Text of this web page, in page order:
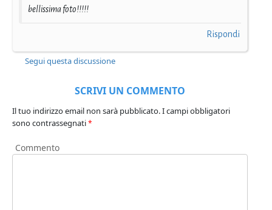
bellissima foto!!!!!
Rispondi
Segui questa discussione
SCRIVI UN COMMENTO
Il tuo indirizzo email non sarà pubblicato.I campi obbligatori
sono contrassegnati*
Commento